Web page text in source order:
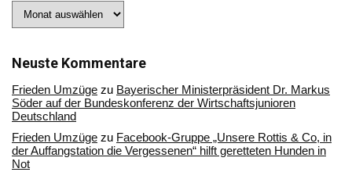
Sie
Archiv
Neuste Kommentare
Frieden Umzüge zu Bayerischer Ministerpräsident Dr. Markus
Söder auf der Bundeskonferenz der Wirtschaftsjunioren
Deutschland
Frieden Umzüge zu Facebook-Gruppe „Unsere Rottis & Co, in
der Auffangstation die Vergessenen“ hilft geretteten Hunden in
Not